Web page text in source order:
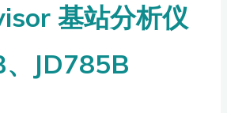
基站分析仪
、JD785B